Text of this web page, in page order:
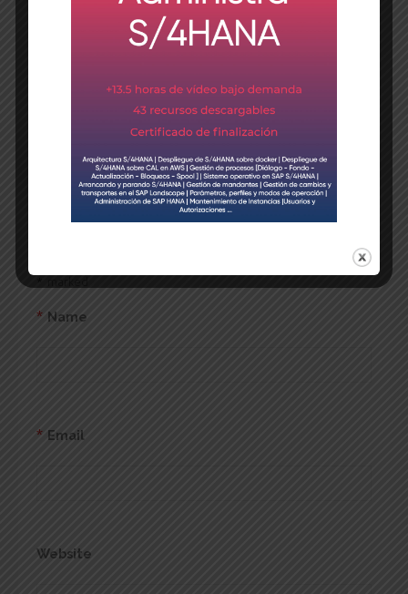
Next post
Your email address will not be published. Required fields are
Name
*
Email
*
Website